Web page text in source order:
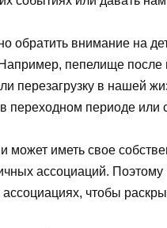
обратить внимание на
пепелище после
перезагрузку в нашей
переходном периоде или
иметь свое
ассоциаций.
чтобы